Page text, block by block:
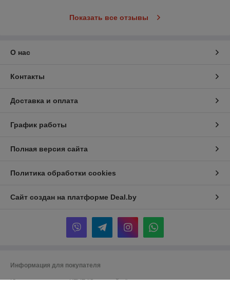
Показать все отзывы
О нас
Контакты
Доставка и оплата
График работы
Полная версия сайта
Политика обработки cookies
Сайт создан на платформе Deal.by
Информация для покупателя
Юридическое лицо:ЧТУП "Супермойка"